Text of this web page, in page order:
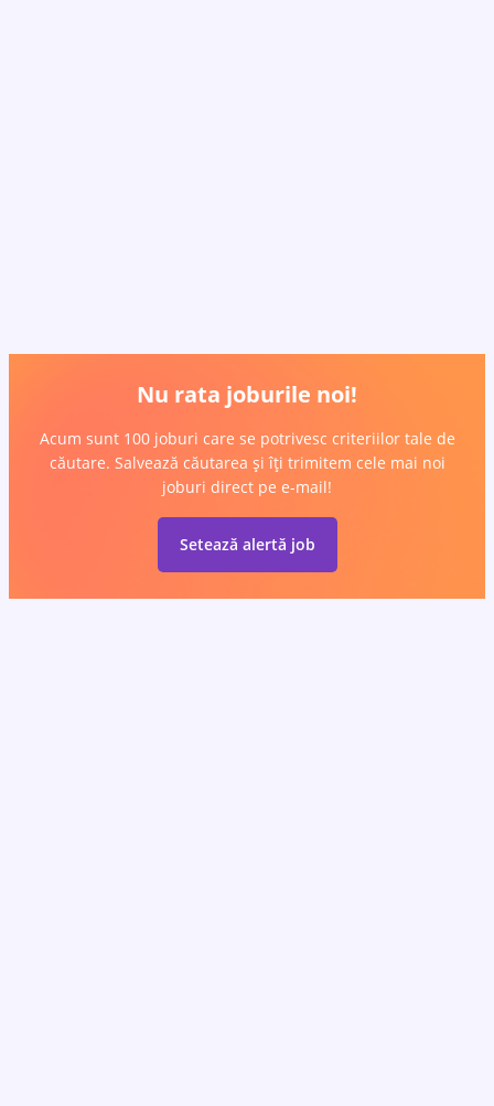
Nu rata joburile noi!
Acum sunt 100 joburi care se potrivesc criteriilor tale de
căutare. Salvează căutarea și îți trimitem cele mai noi
joburi direct pe e-mail!
Setează alertă job